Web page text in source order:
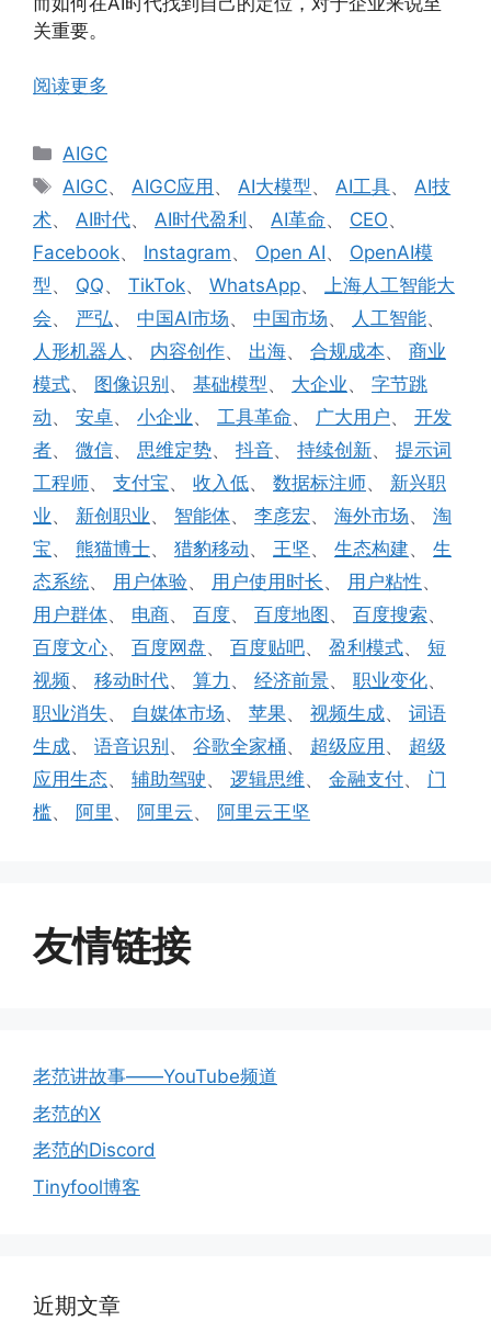
关重要。
阅读更多
分
类
AIGC
标
签
AIGC、AIGC应用 、AI大模型、AI工具、AI技
术、 AI时代、 AI时代盈利 、 AI革命、 CEO、
Facebook、 Instagram、 Open AI、 OpenAI模
型、 QQ、 TikTok、 WhatsApp、 上海人工智能大
会、 严弘、 中国AI市场、 中国市场、 人工智能、
人形机器人 、 内容创作、 出海、 合规成本、 商业
模式、 图像识别 、 基础模型、 大企业、 字节跳
动、 安卓、 小企业、 工具革命、 广大用户、 开发
者、 微信、 思维定势、 抖音、 持续创新、 提示词
工程师、 支付宝、 收入低、 数据标注师、 新兴职
业、 新创职业、 智能体、 李彦宏、 海外市场、 淘
宝、 熊猫博士、 猎豹移动、 王坚、 生态构建、 生
态系统、 用户体验、 用户使用时长、 用户粘性、
用户群体、 电商、 百度、 百度地图 、 百度搜索、
百度文心、 百度网盘、 百度贴吧、 盈利模式、 短
视频、 移动时代、 算力 、 经济前景、 职业变化、
职业消失、 自媒体市场、 苹果、 视频生成、 词语
生成、 语音识别 、 谷歌全家桶、 超级应用 、 超级
应用生态、 辅助驾驶、 逻辑思维、 金融支付、 门
槛、 阿里 、 阿里云、 阿里云王坚
友情链接
老范讲故事——YouTube频道
老范的X
老范的Discord
Tinyfool博客
近期文章